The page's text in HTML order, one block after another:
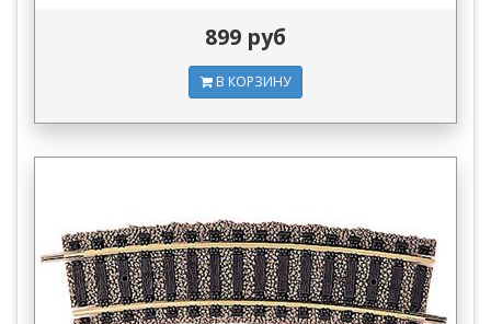
899 руб
В КОРЗИНУ